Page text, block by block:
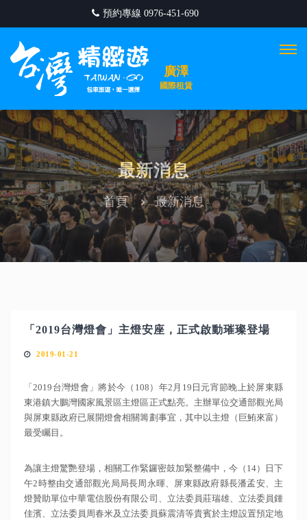
預約專線 0976-451-690
廣澤
國際租賃
最新消息
首頁 最新消息
「2019台灣燈會」主燈安座，正式啟動璀璨登場
2019-01-21
「2019台灣燈會」將於今（108）年2月19日元宵節晚上於屏東縣
東港鎮大鵬灣國家風景區主燈區正式點亮。主辦單位交通部觀光局
與屏東縣政府已展開燈會相關籌劃事宜，其中以主燈（巨鮪來富）
最受矚目。
為讓主燈驚艷登場，相關工作緊鑼密鼓加緊整備中，今（14）日下
午2時整由交通部觀光局局長周永暉、屏東縣政府縣長潘孟安、主
燈贊助單位中華電信股份有限公司、立法委員莊瑞雄、立法委員鍾
佳濱、立法委員周春米及立法委員蘇震清等貴賓於主燈設置預定地